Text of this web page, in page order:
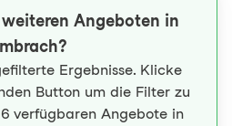
Angeboten in
Ergebnisse. Klicke
Button um die Filter zu
verfügbaren Angebote in